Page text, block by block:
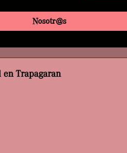
Nosotr@s
en Trapagaran